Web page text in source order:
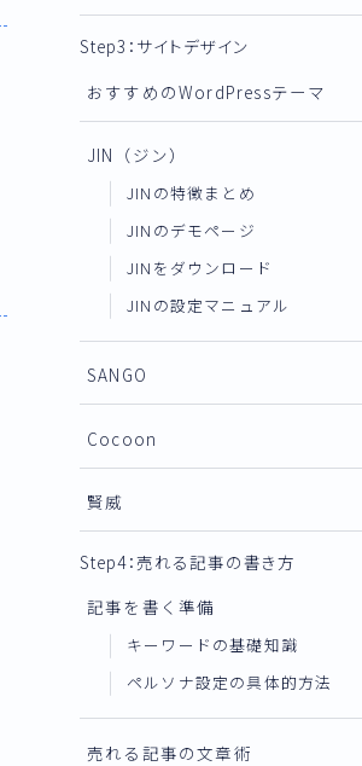
Step3：サイトデザイン
おすすめのWordPressテーマ
JIN（ジン）
JINの特徴まとめ
JINのデモページ
JINをダウンロード
JINの設定マニュアル
SANGO
Cocoon
賢威
Step4：売れる記事の書き方
記事を書く準備
キーワードの基礎知識
ペルソナ設定の具体的方法
売れる記事の文章術